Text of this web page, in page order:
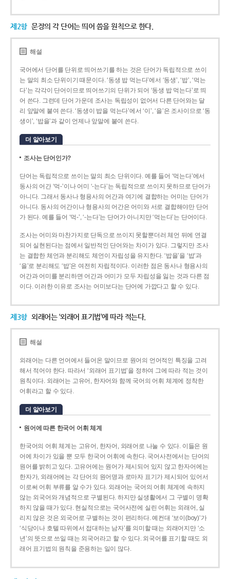
제2항 문장의 각 단어는 띄어 씀을 원칙으로 한다.
해설
국어에서 단어를 단위로 띄어쓰기를 하는 것은 단어가 독립적으로 쓰이
는 말의 최소 단위이기 때문이다. ‘동생 밥 먹는다’에서 ‘동생’, ‘밥’, ‘먹는
다’는 각각이 단어이므로 띄어쓰기의 단위가 되어 ‘동생 밥 먹는다’로 띄
어 쓴다. 그런데 단어 가운데 조사는 독립성이 없어서 다른 단어와는 달
리 앞말에 붙여 쓴다. ‘동생이 밥을 먹는다’에서 ‘이’, ‘을’은 조사이므로 ‘동
생이’, ‘밥을’과 같이 언제나 앞말에 붙여 쓴다.
더 알아보기
조사는 단어인가?
단어는 독립적으로 쓰이는 말의 최소 단위이다. 예를 들어 ‘먹는다’에서
동사의 어간 ‘먹-­’이나 어미 ‘­-는다’는 독립적으로 쓰이지 못하므로 단어가
아니다. 그래서 동사나 형용사의 어간과 여기에 결합하는 어미는 단어가
아니다. 동사의 어간이나 형용사의 어간은 어미와 서로 결합해야만 단어
가 된다. 예를 들어 ‘먹-’, ‘-는다’는 단어가 아니지만 ‘먹는다’는 단어이다.
조사는 어미와 마찬가지로 단독으로 쓰이지 못할뿐더러 체언 뒤에 연결
되어 실현된다는 점에서 일반적인 단어와는 차이가 있다. 그렇지만 조사
는 결합한 체언과 분리해도 체언이 자립성을 유지한다. ‘밥을’을 ‘밥’과
‘을’로 분리해도 ‘밥’은 여전히 자립적이다. 이러한 점은 동사나 형용사의
어간과 어미를 분리하면 어간과 어미가 모두 자립성을 잃는 것과 다른 점
이다. 이러한 이유로 조사는 어미보다는 단어에 가깝다고 할 수 있다.
제3항 외래어는 ‘외래어 표기법’에 따라 적는다.
해설
외래어는 다른 언어에서 들어온 말이므로 원어의 언어적인 특징을 고려
해서 적어야 한다. 따라서 ‘외래어 표기법’을 정하여 그에 따라 적는 것이
원칙이다. 외래어는 고유어, 한자어와 함께 국어의 어휘 체계에 정착한
어휘라고 할 수 있다.
더 알아보기
원어에 따른 한국어 어휘 체계
한국어의 어휘 체계는 고유어, 한자어, 외래어로 나눌 수 있다. 이들은 원
어에 차이가 있을 뿐 모두 한국어 어휘에 속한다. 국어사전에서는 단어의
원어를 밝히고 있다. 고유어에는 원어가 제시되어 있지 않고 한자어에는
한자가, 외래어에는 각 단어의 원어명과 로마자 표기가 제시되어 있어서
이로써 어휘 부류를 알 수가 있다. 외래어는 국어의 어휘 체계에 속하지
않는 외국어와 개념적으로 구별된다. 하지만 실생활에서 그 구별이 명확
하지 않을 때가 있다. 현실적으로는 국어사전에 실린 어휘는 외래어, 실
리지 않은 것은 외국어로 구별하는 것이 편리하다. 예컨대 ‘보이(boy)’가
‘식당이나 호텔 따위에서 접대하는 남자’를 의미할 때는 외래어지만 ‘소
년’의 뜻으로 쓰일 때는 외국어라고 할 수 있다. 외국어를 표기할 때도 외
래어 표기법의 원칙을 준용하는 일이 많다.